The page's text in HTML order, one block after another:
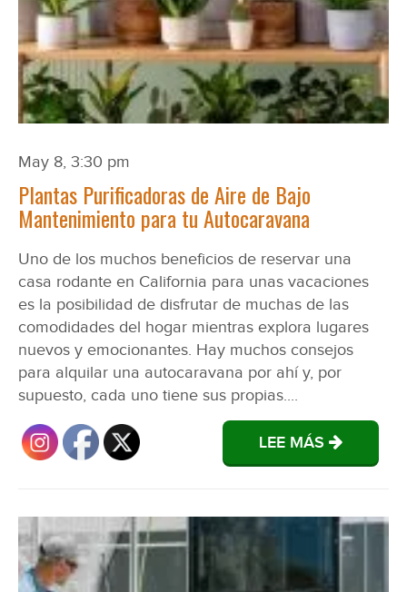
May 8, 3:30 pm
Plantas Purificadoras de Aire de Bajo
Mantenimiento para tu Autocaravana
Uno de los muchos beneficios de reservar una
casa rodante en California para unas vacaciones
es la posibilidad de disfrutar de muchas de las
comodidades del hogar mientras explora lugares
nuevos y emocionantes. Hay muchos consejos
para alquilar una autocaravana por ahí y, por
supuesto, cada uno tiene sus propias....
LEE MÁS